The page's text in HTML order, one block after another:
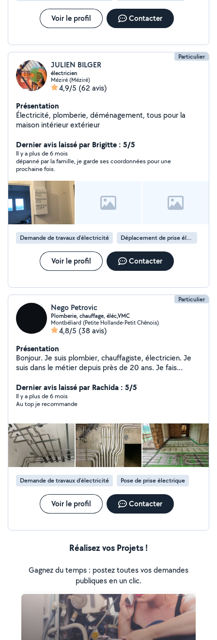
Voir le profil Contacter
Particulier
JULIEN BILGER
électricien
Méziré (Méziré)
4,9/5 (62 avis)
Présentation
Électricité, plomberie, déménagement, tous pour la
maison intérieur extérieur
Dernier avis laissé par Brigitte : 5/5
Il y a plus de 6 mois
dépanné par la famille, je garde ses coordonnées pour une
prochaine fois.
Demande de travaux d’électricité Déplacement de prise électrique
Voir le profil Contacter
Particulier
Nego Petrovic
Plomberie, chauffage, éléc,VMC
Montbéliard (Petite Hollande-Petit Chênois)
4,8/5 (38 avis)
Présentation
Bonjour. Je suis plombier, chauffagiste, électricien. Je
suis dans le métier depuis près de 20 ans. Je fais
ventilation etc.
Dernier avis laissé par Rachida : 5/5
Il y a plus de 6 mois
Au top je recommande
Demande de travaux d’électricité Pose de prise électrique
Voir le profil Contacter
Réalisez vos Projets !
Gagnez du temps : postez toutes vos demandes
publiques en un clic.